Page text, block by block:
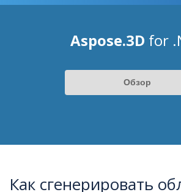
Aspose.3D for
Обзор
Как сгенерировать